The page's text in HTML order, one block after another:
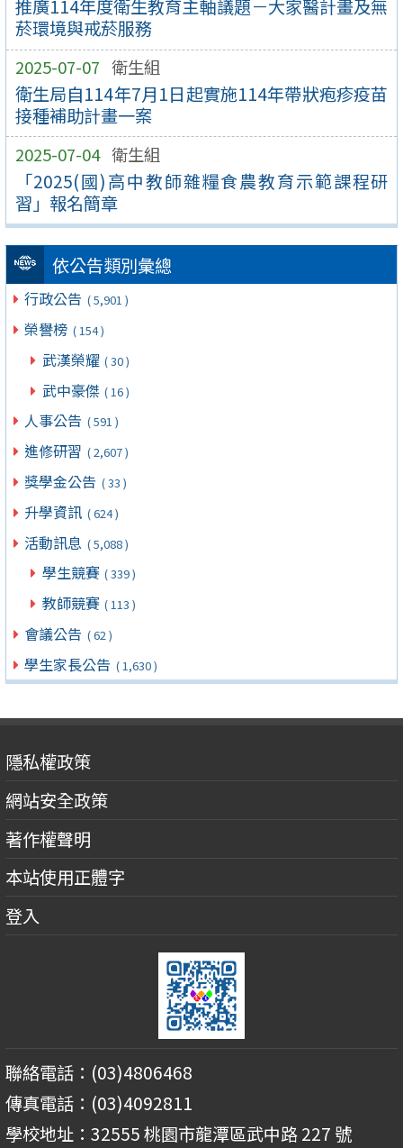
推廣114年度衛生教育主軸議題－大家醫計畫及無
菸環境與戒菸服務
2025-07-07 衛生組
衛生局自114年7月1日起實施114年帶狀疱疹疫苗
接種補助計畫一案
2025-07-04 衛生組
「2025(國)高中教師雜糧食農教育示範課程研
習」報名簡章
依公告類別彙總
行政公告 ( 5,901 )
榮譽榜 ( 154 )
武漢榮耀 ( 30 )
武中豪傑 ( 16 )
人事公告 ( 591 )
進修研習 ( 2,607 )
獎學金公告 ( 33 )
升學資訊 ( 624 )
活動訊息 ( 5,088 )
學生競賽 ( 339 )
教師競賽 ( 113 )
會議公告 ( 62 )
學生家長公告 ( 1,630 )
隱私權政策
網站安全政策
著作權聲明
本站使用正體字
登入
聯絡電話：(03)4806468
傳真電話：(03)4092811
學校地址：32555 桃園市龍潭區武中路 227 號